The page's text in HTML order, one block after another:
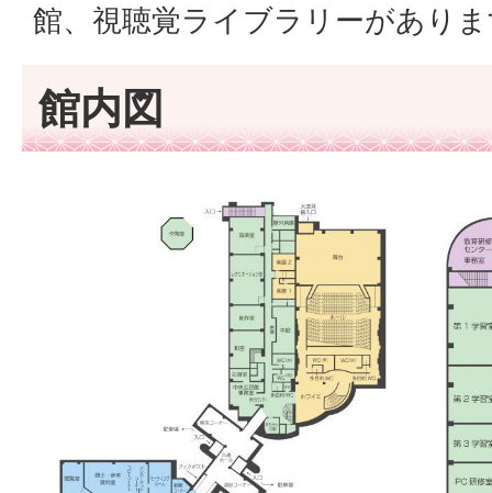
館、視聴覚ライブラリーがあり
館内図